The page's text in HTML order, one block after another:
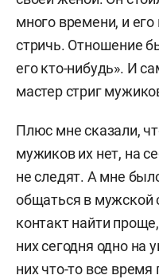
много времени, и его
стричь. Отношение
его кто-нибудь». И
мастер стриг
Плюс мне сказали,
мужиков их нет, на
не следят. А мне
общаться в
контакт найти
них сегодня одно на
них что-то все